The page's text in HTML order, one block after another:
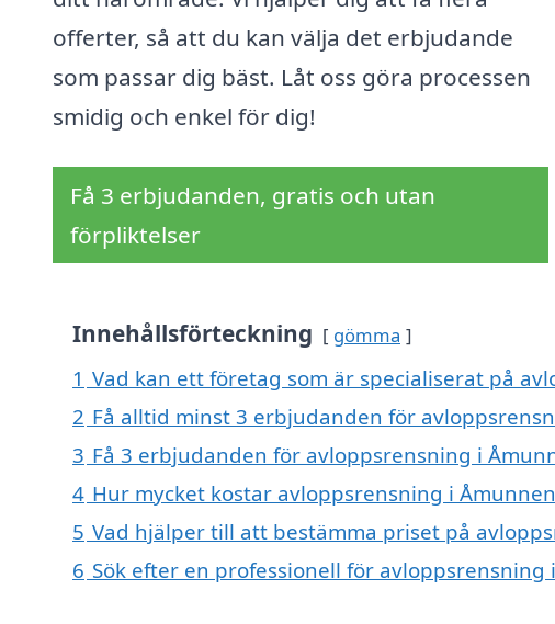
offerter, så att du kan välja det erbjudande
som passar dig bäst. Låt oss göra processen
smidig och enkel för dig!
Få 3 erbjudanden, gratis och utan
förpliktelser
Innehållsförteckning gömma
1 Vad kan ett företag som är specialiserat på
2 Få alltid minst 3 erbjudanden för
3 Få 3 erbjudanden för avloppsrensning i
4 Hur mycket kostar avloppsrensning i
5 Vad hjälper till att bestämma priset på
6 Sök efter en professionell för